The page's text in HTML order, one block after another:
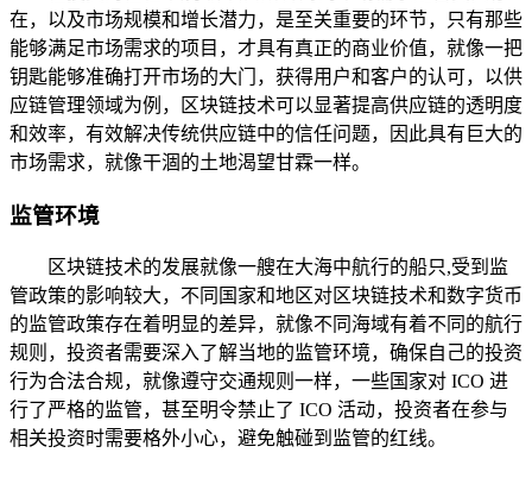
在，以及市场规模和增长潜力，是至关重要的环节，只有那些
能够满足市场需求的项目，才具有真正的商业价值，就像一把
钥匙能够准确打开市场的大门，获得用户和客户的认可，以供
应链管理领域为例，区块链技术可以显著提高供应链的透明度
和效率，有效解决传统供应链中的信任问题，因此具有巨大的
市场需求，就像干涸的土地渴望甘霖一样。
监管环境
区块链技术的发展就像一艘在大海中航行的船只,受到监
管政策的影响较大，不同国家和地区对区块链技术和数字货币
的监管政策存在着明显的差异，就像不同海域有着不同的航行
规则，投资者需要深入了解当地的监管环境，确保自己的投资
行为合法合规，就像遵守交通规则一样，一些国家对 ICO 进
行了严格的监管，甚至明令禁止了 ICO 活动，投资者在参与
相关投资时需要格外小心，避免触碰到监管的红线。